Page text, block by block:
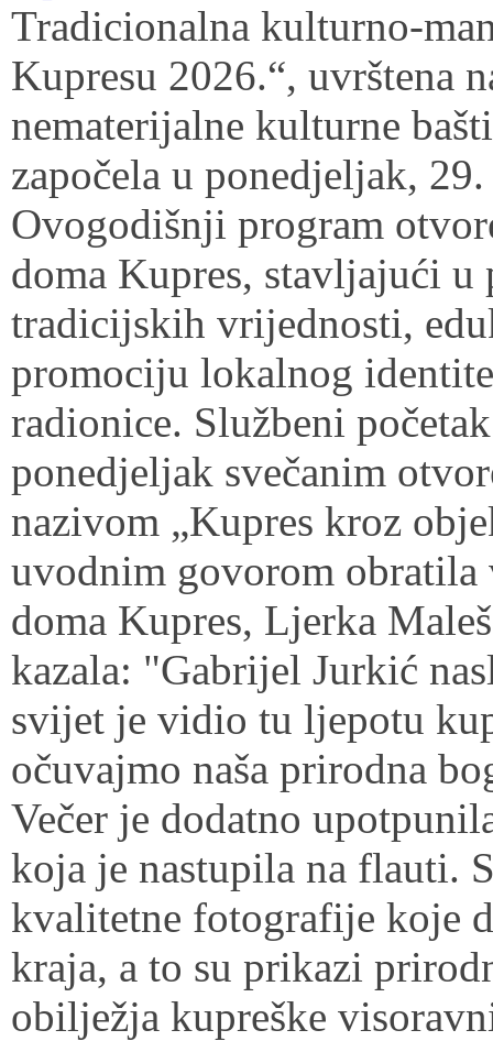
Tradicionalna kulturno-
Kupresu 2026.“, uvrštena
nematerijalne kulturne
započela u ponedjeljak,
Ovogodišnji program
doma Kupres, stavljajući
tradicijskih vrijednosti,
promociju lokalnog
radionice. Službeni
ponedjeljak svečanim
nazivom „Kupres kroz
uvodnim govorom obratila
doma Kupres, Ljerka
kazala: "Gabrijel Jurkić
svijet je vidio tu ljepotu
očuvajmo naša prirodna
Večer je dodatno
koja je nastupila na flauti.
kvalitetne fotografije koje
kraja, a to su prikazi
obilježja kupreške